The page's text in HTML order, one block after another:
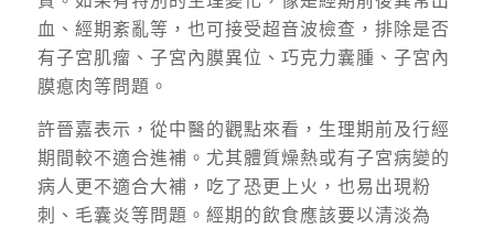
血、經期紊亂等，也可接受超音波檢查，排除是否
有子宮肌瘤、子宮內膜異位、巧克力囊腫、子宮內
膜瘜肉等問題。
許晉嘉表示，從中醫的觀點來看，生理期前及行經
期間較不適合進補。尤其體質燥熱或有子宮病變的
病人更不適合大補，吃了恐更上火，也易出現粉
刺、毛囊炎等問題。經期的飲食應該要以清淡為